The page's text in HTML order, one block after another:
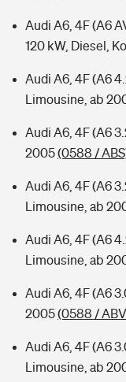
Audi A6, 4F (A6
120 kW, Diesel,
Audi A6, 4F (A6
Limousine, ab
Audi A6, 4F (A6
2005(0588 /
Audi A6, 4F (A6
Limousine, ab
Audi A6, 4F (A6
Limousine, ab
Audi A6, 4F (A6
2005(0588 /
Audi A6, 4F (A6
Limousine, ab